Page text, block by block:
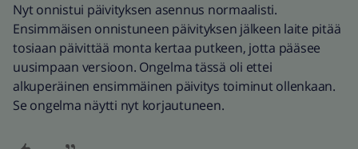
Nyt onnistui päivityksen asennus normaalisti.
Ensimmäisen onnistuneen päivityksen jälkeen laite pitää
tosiaan päivittää monta kertaa putkeen, jotta pääsee
uusimpaan versioon. Ongelma tässä oli ettei
alkuperäinen ensimmäinen päivitys toiminut ollenkaan.
Se ongelma näytti nyt korjautuneen.